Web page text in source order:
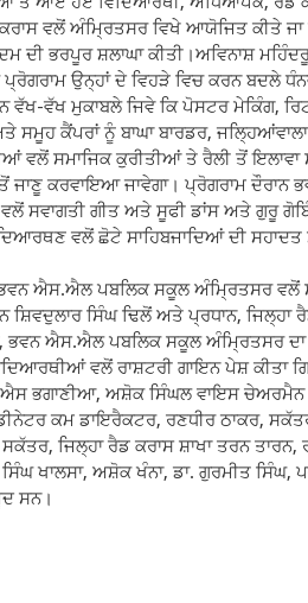
ਵਲੋਂ ਅੰਮ੍ਰਿਤਸਰ ਵਿਖੇ ਆਯੋਜਿਤ ਕੀਤੇ
ਭਰਪੂਰ ਸ਼ਲਾਘਾ ਕੀਤੀ।ਅਵਿਨਾਸ਼
ਉਨ੍ਹਾਂ ਦੇ ਵਿਹੜੇ ਵਿਚ ਕਰਨ ਬਦਲੇ
ਵੱਖ-ਵੱਖ ਮੁਕਾਬਲੇ ਜਿਵੇ ਕਿ ਪੋਸਟਰ ਮੇਕਿੰਗ,
ਕੈਂਪਰਾਂ ਨੂੰ ਬਾਘਾ ਬਾਰਡਰ, ਜਲ੍ਹਿਆਂਵਾਲਾ
ਵਲੋਂ ਸਮਾਜਿਕ ਕੁਰੀਤੀਆਂ ਤੇ ਰੈਲੀ ਤੋਂ ਇਲਾਵਾ
ਕਰਵਾਇਆ ਜਾਵੇਗਾ। ਪ੍ਰੋਗਰਾਮ ਦੌਰਾਨ
ਸਵਾਗਤੀ ਗੀਤ ਅਤੇ ਸੂਫੀ ਡਾਂਸ ਅਤੇ ਗੁਰੂ
ਵਲੋਂ ਛੋਟੇ ਸਾਹਿਬਜਾਦਿਆਂ ਦੀ ਸਹਾਦਤ
ਐਸ.ਐਲ ਪਬਲਿਕ ਸਕੂਲ ਅੰਮ੍ਰਿਤਸਰ ਵਲੋਂ
ਸਿੰਘ ਢਿਲੋਂ ਅਤੇ ਪ੍ਰਧਾਨ, ਜਿਲ੍ਹਾ
ਐਸ.ਐਲ ਪਬਲਿਕ ਸਕੂਲ ਅੰਮ੍ਰਿਤਸਰ ਦਾ
ਵਲੋਂ ਰਾਸ਼ਟਰੀ ਗਾਇਨ ਪੇਸ਼ ਕੀਤਾ
ਭਗਾਣੀਆ, ਅਸ਼ੋਕ ਸਿੰਘਲ ਵਾਇਸ
ਕਮ ਡਾਇਰੈਕਟਰ, ਰਣਧੀਰ ਠਾਕਰ,
ਜਿਲ੍ਹਾ ਰੈਡ ਕਰਾਸ ਸ਼ਾਖਾ ਤਰਨ ਤਾਰਨ,
ਖਾਲਸਾ, ਅਸ਼ੋਕ ਖੰਨਾ, ਡਾ. ਗੁਰਮੀਤ ਸਿੰਘ,
ਸਨ।